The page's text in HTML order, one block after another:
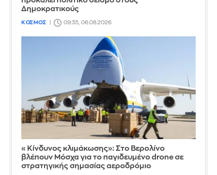
Δημοκρατικούς
ΚΟΣΜΟΣ 09:35, 06.08.2026
«Κίνδυνος κλιμάκωσης»: Στο Βερολίνο
βλέπουν Μόσχα για το παγιδευμένο drone σε
στρατηγικής σημασίας αεροδρόμιο